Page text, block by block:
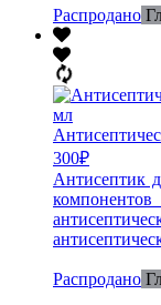
Распродано
300₽
Антисептик
Распродано